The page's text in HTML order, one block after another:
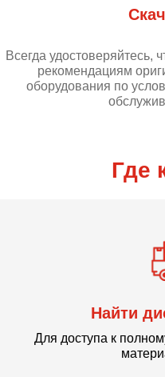
Всегда удостоверяйтесь,
рекомендациям
оборудования по
Где
Найти
Для доступа к